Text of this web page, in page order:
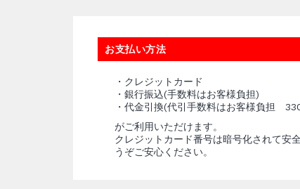
お支払い方法
・クレジットカード
・銀行振込(手数料はお客様負担)
・代金引換(代引手数料はお客様負担
がご利用いただけます。
クレジットカード番号は暗号化されて安
うぞご安心ください。